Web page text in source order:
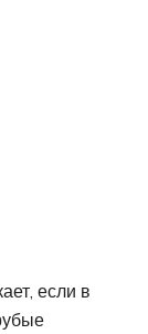
если в